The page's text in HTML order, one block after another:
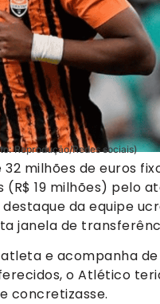
Reprodução/Redes sociais)
milhões de euros
19 milhões) pelo
da equipe
janela de
e acompanha
o Atlético
concretizasse.